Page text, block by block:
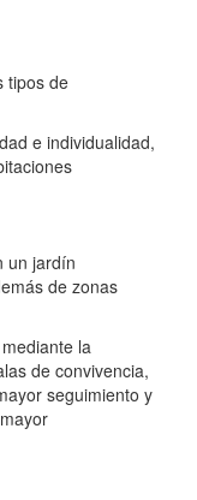
tipos de
e individualidad,
un jardín
de zonas
la
de convivencia,
seguimiento y